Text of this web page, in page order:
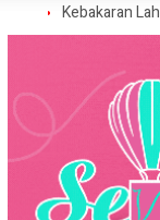
Kebakaran Lahan